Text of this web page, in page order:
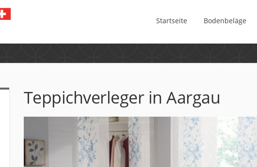
Startseite Bodenbeläge
Teppichverleger in Aargau